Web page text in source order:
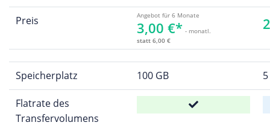
Preis Angebot für 6 Monate
3,00 €* - monatl.
statt 6,00 €
Speicherplatz 100 GB
Flatrate des
Transfervolumens